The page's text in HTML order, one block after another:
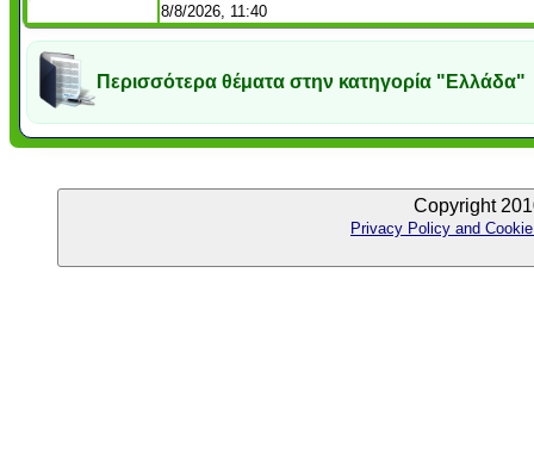
8/8/2026, 11:40
Περισσότερα θέματα στην κατηγορία "Ελλάδα"
Copyright
Privacy Policy and